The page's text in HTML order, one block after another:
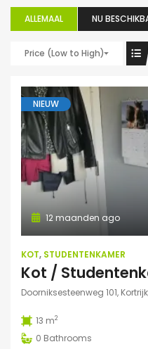
ALLEMAAL NU
Price (Low to High)
NIEUW
12 maanden ago
KOT, STUDENTENKAMER
Kot /
Doorniksesteenweg 101,
13 m2
0 Bathrooms